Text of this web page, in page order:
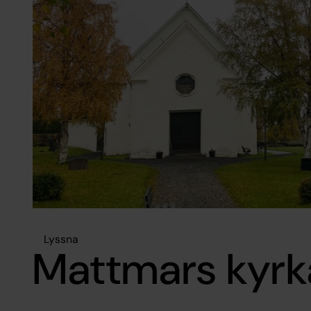
Lyssna
Mattmars